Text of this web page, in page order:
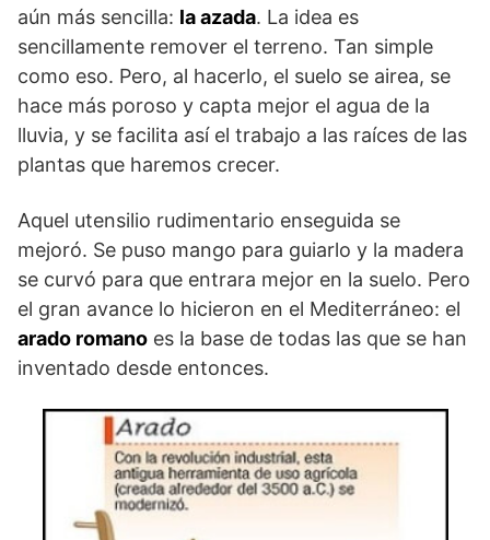
aún más sencilla: la azada. La idea es
sencillamente remover el terreno. Tan simple
como eso. Pero, al hacerlo, el suelo se airea, se
hace más poroso y capta mejor el agua de la
lluvia, y se facilita así el trabajo a las raíces de las
plantas que haremos crecer.
Aquel utensilio rudimentario enseguida se
mejoró. Se puso mango para guiarlo y la madera
se curvó para que entrara mejor en la suelo. Pero
el gran avance lo hicieron en el Mediterráneo: el
arado romano es la base de todas las que se han
inventado desde entonces.